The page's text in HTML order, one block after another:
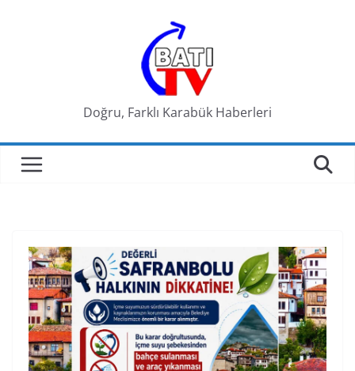
Doğru, Farklı Karabük Haberleri